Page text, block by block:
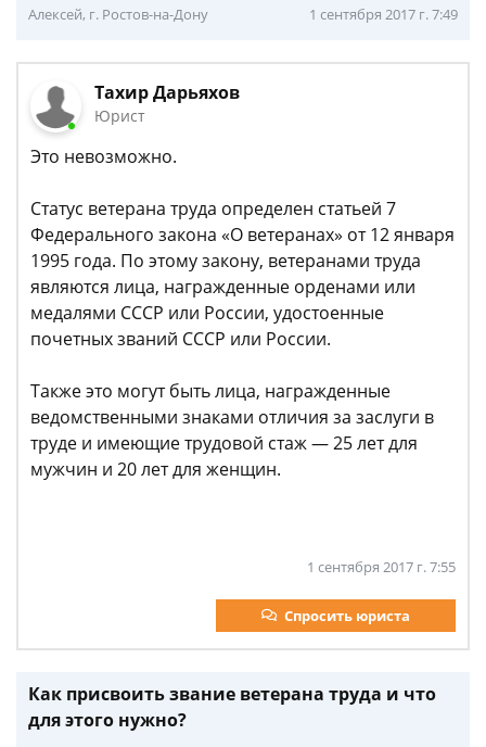
Алексей, г. Ростов-на-Дону 1 сентября 2017 г. 7:49
Тахир Дарьяхов
Юрист
Это невозможно.
Статус ветерана труда определен статьей 7
Федерального закона «О ветеранах» от 12 января
1995 года. По этому закону, ветеранами труда
являются лица, награжденные орденами или
медалями СССР или России, удостоенные
почетных званий СССР или России.
Также это могут быть лица, награжденные
ведомственными знаками отличия за заслуги в
труде и имеющие трудовой стаж — 25 лет для
мужчин и 20 лет для женщин.
1 сентября 2017 г. 7:55
Спросить юриста
Как присвоить звание ветерана труда и что
для этого нужно?